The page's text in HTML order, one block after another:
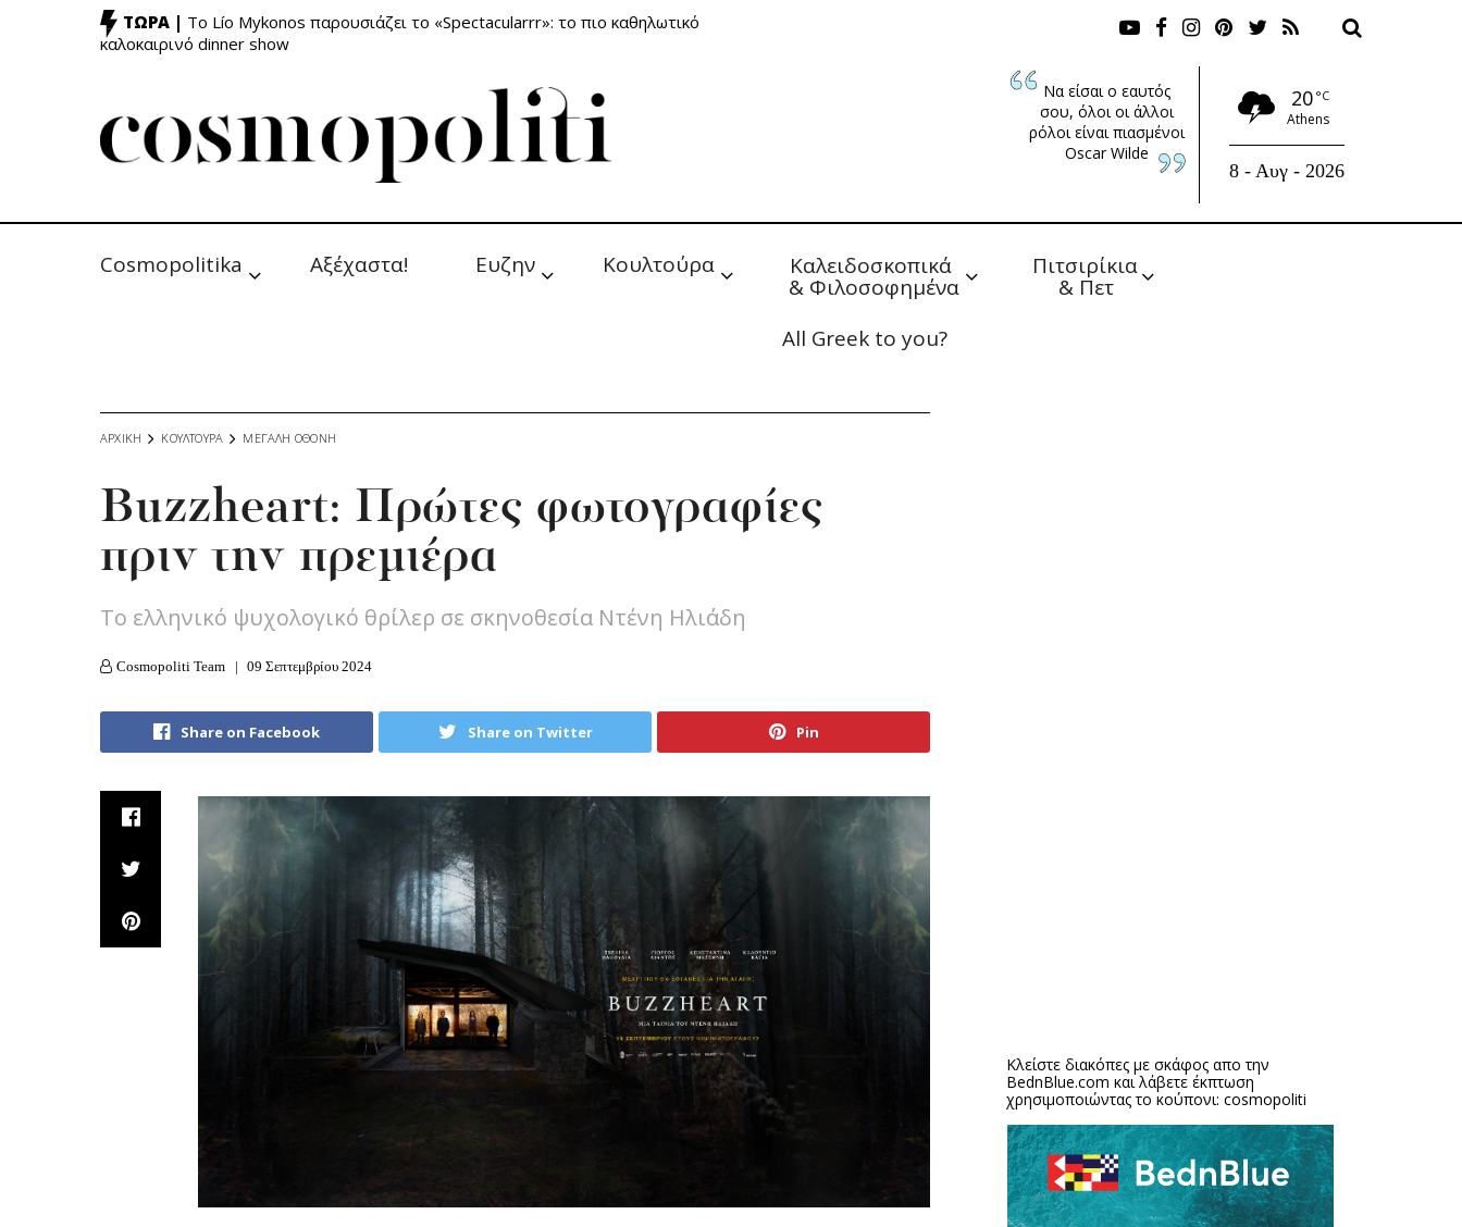
ΤΩΡΑ | Το Lío Mykonos παρουσιάζει το «Spectacularrr»: το πιο καθηλωτικό
καλοκαιρινό dinner show
Να είσαι ο εαυτός
σου, όλοι οι άλλοι
ρόλοι είναι πιασμένοι
Oscar Wilde
20 °C
Athens
8 - Αυγ - 2026
Cosmopolitika Αξέχαστα! Ευζην Κουλτούρα Καλειδοσκοπικά
& Φιλοσοφημένα
Πιτσιρίκια
& Πετ
All Greek to you?
ΑΡΧΙΚΗ ΚΟΥΛΤΟΥΡΑ ΜΕΓΑΛΗ ΟΘΟΝΗ
Buzzheart: Πρώτες φωτογραφίες
πριν την πρεμιέρα
Το ελληνικό ψυχολογικό θρίλερ σε σκηνοθεσία Ντένη Ηλιάδη
Cosmopoliti Team 09 Σεπτεμβρίου 2024
Share on Facebook Share on Twitter Pin
Κλείστε διακόπες με σκάφος απο την
BednBlue.com και λάβετε έκπτωση
χρησιμοποιώντας το κούπονι: cosmopoliti